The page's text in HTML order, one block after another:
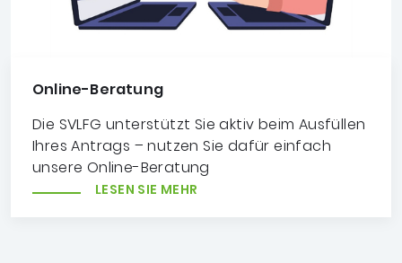
Online-Beratung
Die SVLFG unterstützt Sie aktiv beim Ausfüllen
Ihres Antrags – nutzen Sie dafür einfach
unsere Online-Beratung
LESEN SIE MEHR